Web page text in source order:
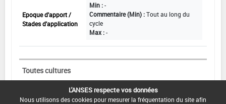
Epoque d'apport /
Stades d'application
Min :-
Commentaire (Min) :Tout au long du
cycle
Max :-
Toutes cultures
Cultures : Toutes cultures
L'ANSES respecte vos données
Nous utilisons des cookies pour mesurer la fréquentation du site afin